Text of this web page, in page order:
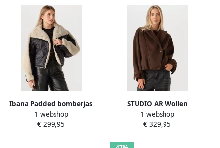
Ibana Padded bomberjas
Caeli naturel
1 webshop
€ 299,95
STUDIO AR Wollen
bomberjack Silas bruin
1 webshop
€ 329,95